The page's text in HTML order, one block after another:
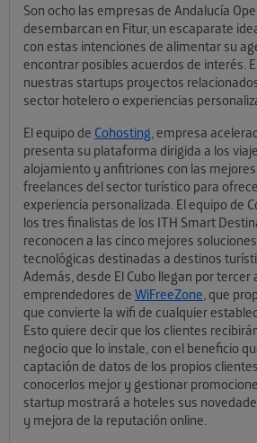
Son ocho las empresas de Andalucía
desembarcan en Fitur, un escaparate
con estas intenciones de alimentar su
encontrar posibles acuerdos de interés.
nuestras startups proyectos
sector hotelero o experiencias
El equipo de Cohosting, empresa
presenta su plataforma dirigida a los
alojamiento y anfitriones con las
freelances del sector turístico para
experiencia personalizada. El equipo de
los tres finalistas de los ITH Smart
reconocen a las cinco mejores
tecnológicas destinadas a destinos
Además, desde El Cubo llegan por tercer
emprendedores de WiFreeZone, que
que convierte la wifi de cualquier
Esto quiere decir que los clientes
negocio que lo instale, con el beneficio
captación de datos de los propios
conocerlos mejor y gestionar
startup mostrará a hoteles sus
y mejora de la reputación online.